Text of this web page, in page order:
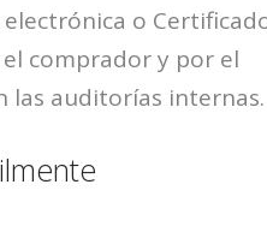
o
comprador y por el
las auditorías internas.